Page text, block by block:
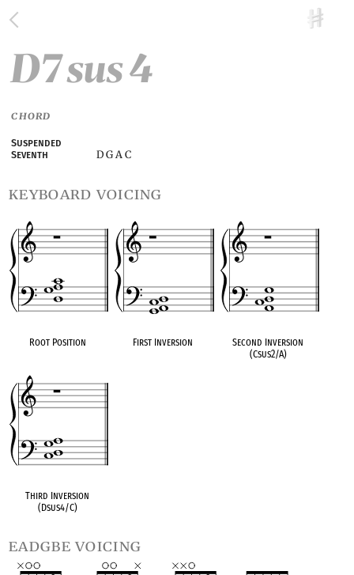
D7 sus 4
CHORD
Suspended
Seventh
D G A C
keyboard voicing
Root Position First Inversion
Second Inversion
(Csus2/A)
Third Inversion
(Dsus4/C)
eadgbe voicing